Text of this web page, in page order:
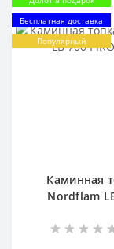
Бесплатная доставка
Популярный
Каминная
Nordflam